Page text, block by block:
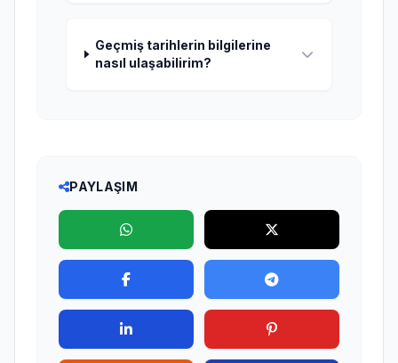
Geçmiş tarihlerin bilgilerine
nasıl ulaşabilirim?
PAYLAŞIM